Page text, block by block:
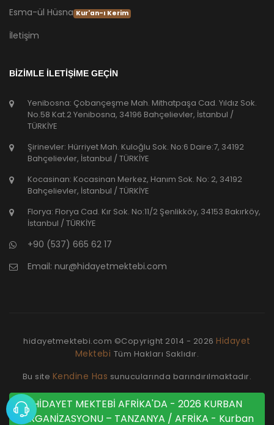
Esma-ül Hüsna Kur'an-ı Kerim
İletişim
BİZİMLE İLETİŞİME GEÇİN
Yenibosna: Çobançeşme Mah. Mithatpaşa Cad. Yıldız Sok.
No.58 Kat.2 Yenibosna, 34196 Bahçelievler, İstanbul /
TÜRKİYE
Şirinevler: Hürriyet Mah. Kuloğlu Sok. No:6 Daire:7, 34192
Bahçelievler, İstanbul / TÜRKİYE
Kocasinan: Kocasinan Merkez, Hanım Sok. No: 2, 34192
Bahçelievler, İstanbul / TÜRKİYE
Florya: Florya Cad. Kır Sok. No:11/2 Şenlikköy, 34153 Bakırköy,
İstanbul / TÜRKİYE
+90 (537) 665 62 17
Email: nur@hidayetmektebi.com
hidayetmektebi.com ©Copyright 2014 - 2026Hidayet
Mektebi Tüm Hakları Saklıdır.
Bu site Kendine Has sunucularında barındırılmaktadır.
HİDAYET MEKTEBİ AFRİKA'DA - 2026 KURBAN
ORGANİZASYONU – TANZANYA / AFRİKA - Kurban